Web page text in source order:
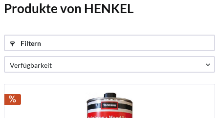
Produkte von HENKEL
Filtern